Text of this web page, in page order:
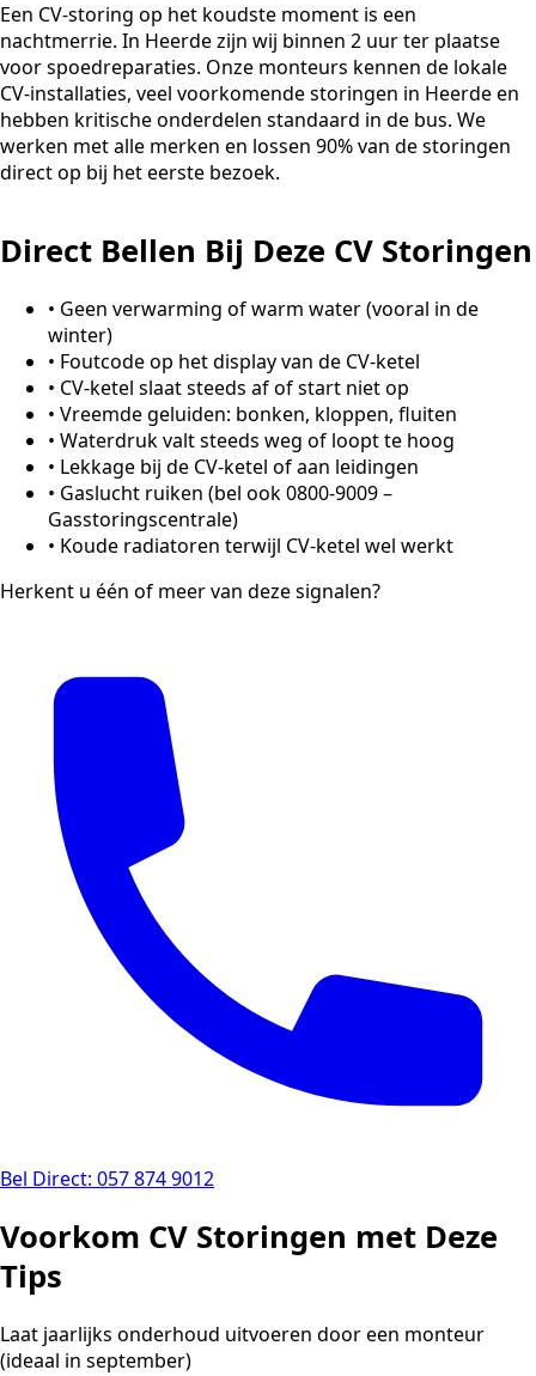
Een CV-storing op het koudste moment is een
nachtmerrie. In Heerde zijn wij binnen 2 uur ter plaatse
voor spoedreparaties. Onze monteurs kennen de lokale
CV-installaties, veel voorkomende storingen in Heerde en
hebben kritische onderdelen standaard in de bus. We
werken met alle merken en lossen 90% van de storingen
direct op bij het eerste bezoek.
Direct Bellen Bij Deze CV Storingen
• Geen verwarming of warm water (vooral in de
winter)
• Foutcode op het display van de CV-ketel
• CV-ketel slaat steeds af of start niet op
• Vreemde geluiden: bonken, kloppen, fluiten
• Waterdruk valt steeds weg of loopt te hoog
• Lekkage bij de CV-ketel of aan leidingen
• Gaslucht ruiken (bel ook 0800-9009 –
Gasstoringscentrale)
• Koude radiatoren terwijl CV-ketel wel werkt
Herkent u één of meer van deze signalen?
Bel Direct: 057 874 9012
Voorkom CV Storingen met Deze
Tips
Laat jaarlijks onderhoud uitvoeren door een monteur
(ideaal in september)